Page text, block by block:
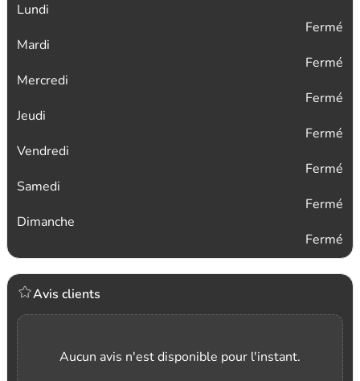
Lundi
Fermé
Mardi
Fermé
Mercredi
Fermé
Jeudi
Fermé
Vendredi
Fermé
Samedi
Fermé
Dimanche
Fermé
Avis clients
Aucun avis n'est disponible pour l'instant.